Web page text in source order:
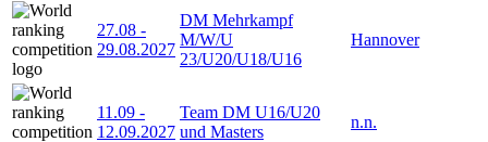
27.08 -
29.08.2027
DM Mehrkampf
M/W/U
23/U20/U18/U16
Hannover
11.09 -
12.09.2027
Team DM U16/U20
und Masters
n.n.